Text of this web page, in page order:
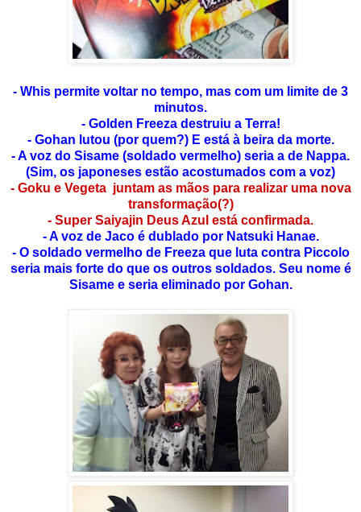
- Whis permite voltar no tempo, mas com um limite de 3
minutos.
- Golden Freeza destruiu a Terra!
- Gohan lutou (por quem?) E está à beira da morte.
- A voz do Sisame (soldado vermelho) seria a de Nappa.
(Sim, os japoneses estão acostumados com a voz)
- Goku e Vegeta juntam as mãos para realizar uma nova
transformação(?)
- Super Saiyajin Deus Azul está confirmada.
- A voz de Jaco é dublado por Natsuki Hanae.
- O soldado vermelho de Freeza que luta contra Piccolo
seria mais forte do que os outros soldados. Seu nome é
Sisame e seria eliminado por Gohan.